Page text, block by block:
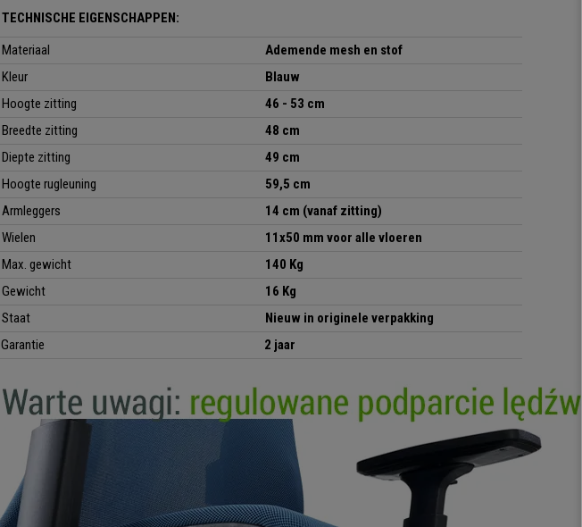
TECHNISCHE EIGENSCHAPPEN:
Materiaal
Ademende mesh en stof
Kleur
Blauw
Hoogte zitting
46 - 53 cm
Breedte zitting
48 cm
Diepte zitting
49 cm
Hoogte rugleuning
59,5 cm
Armleggers
14 cm (vanaf zitting)
Wielen
11x50 mm voor alle vloeren
Max. gewicht
140 Kg
Gewicht
16 Kg
Staat
Nieuw in originele verpakking
Garantie
2 jaar